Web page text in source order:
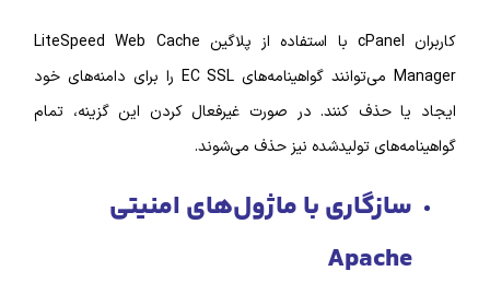
کاربران cPanel با استفاده از پلاگین LiteSpeed Web Cache
Manager می‌توانند گواهینامه‌های EC SSL را برای دامنه‌های خود
حذف کنند. در صورت غیرفعال کردن این گزینه، تمام
تولیدشده نیز حذف می‌شوند.
با ماژول‌های امنیتی